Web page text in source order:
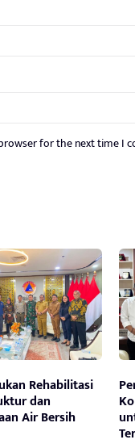
for the next time I
Rehabilitasi
dan
Air Bersih